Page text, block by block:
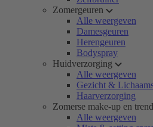
Zomergeuren
Alle weergeven
Damesgeuren
Herengeuren
Bodyspray
Huidverzorging
Alle weergeven
Gezicht &
Haarverzorging
Zomerse make-up en
Alle weergeven